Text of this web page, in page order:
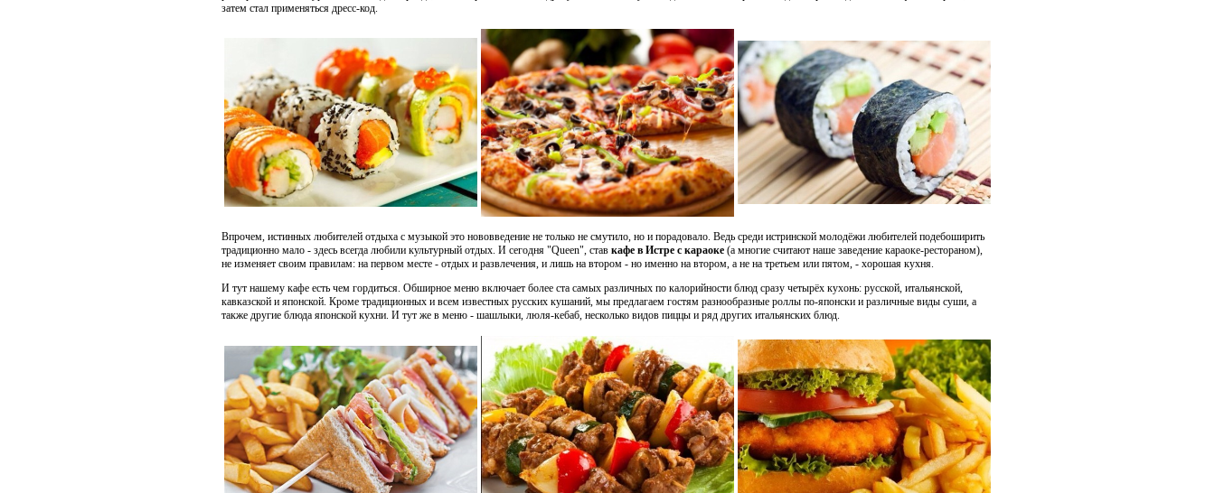
затем стал применяться дресс-код.
Впрочем, истинных любителей отдыха с музыкой это нововведение не только не смутило, но и порадовало. Ведь среди истринской молодёжи любителей подебоширить
традиционно мало - здесь всегда любили культурный отдых. И сегодня "Queen", став кафе в Истре с караоке (а многие считают наше заведение караоке-рестораном),
не изменяет своим правилам: на первом месте - отдых и развлечения, и лишь на втором - но именно на втором, а не на третьем или пятом, - хорошая кухня.
И тут нашему кафе есть чем гордиться. Обширное меню включает более ста самых различных по калорийности блюд сразу четырёх кухонь: русской, итальянской,
кавказской и японской. Кроме традиционных и всем известных русских кушаний, мы предлагаем гостям разнообразные роллы по-японски и различные виды суши, а
также другие блюда японской кухни. И тут же в меню - шашлыки, люля-кебаб, несколько видов пиццы и ряд других итальянских блюд.